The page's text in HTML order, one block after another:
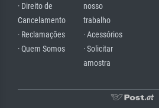
· Direito de
Cancelamento
· Reclamações
· Quem Somos
nosso
trabalho
· Acessórios
· Solicitar
amostra